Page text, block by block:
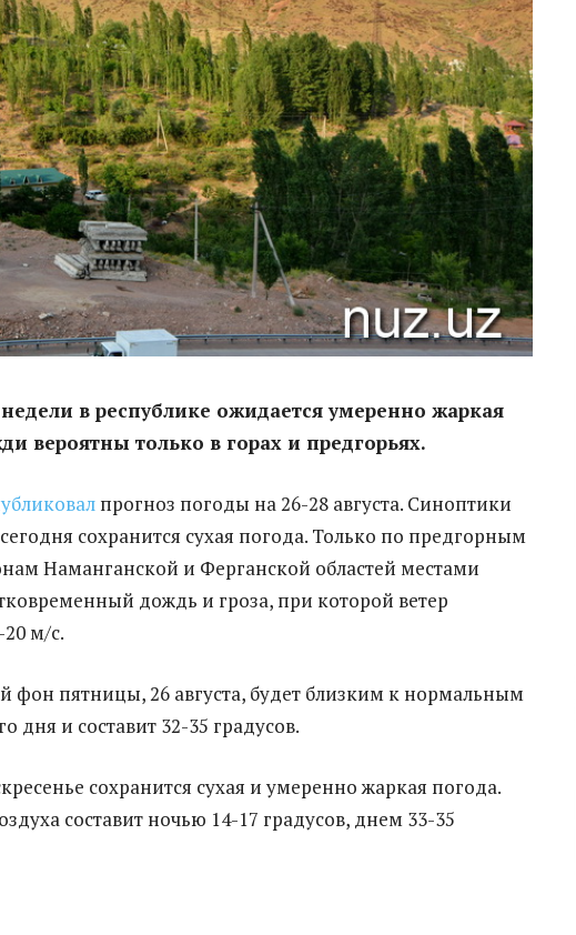
в республике ожидается умеренно жаркая
вероятны только в горах и предгорьях.
прогноз погоды на 26-28 августа. Синоптики
сохранится сухая погода. Только по предгорным
Наманганской и Ферганской областей местами
дождь и гроза, при которой ветер
20 м/с.
фон пятницы, 26 августа, будет близким к нормальным
дня и составит 32-35 градусов.
сохранится сухая и умеренно жаркая погода.
составит ночью 14-17 градусов, днем 33-35